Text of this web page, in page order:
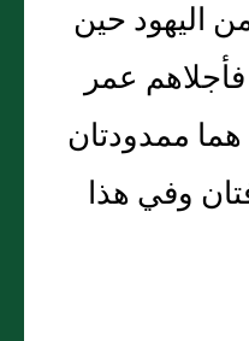
اليهود حين
عمر
هما ممدودتان
وفي هذا